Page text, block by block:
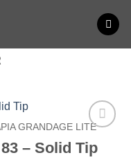
GRANDAGE LITE
– Solid Tip